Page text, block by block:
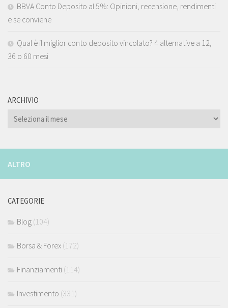
BBVA Conto Deposito al 5%: Opinioni, recensione, rendimenti
e se conviene
Qual è il miglior conto deposito vincolato? 4 alternative a 12,
36 o 60 mesi
ARCHIVIO
ARCHIVIO
ALTRO
CATEGORIE
Blog (104)
Borsa & Forex (172)
Finanziamenti (114)
Investimento (331)